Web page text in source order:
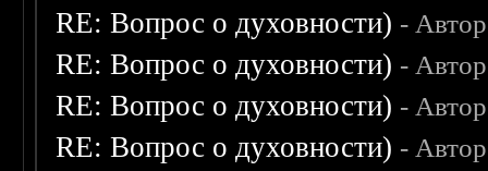
RE: Вопрос о духовности) -
RE: Вопрос о духовности) -
RE: Вопрос о духовности) -
RE: Вопрос о духовности) -